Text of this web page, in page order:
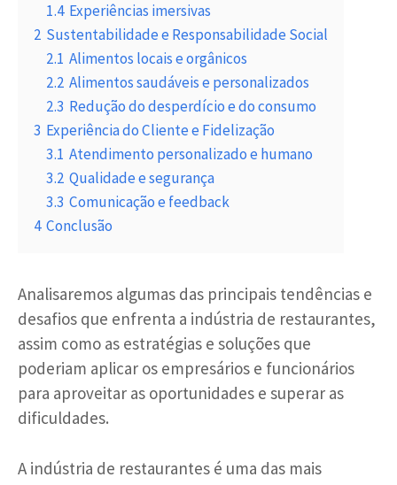
1.4 Experiências imersivas
2 Sustentabilidade e Responsabilidade Social
2.1 Alimentos locais e orgânicos
2.2 Alimentos saudáveis e personalizados
2.3 Redução do desperdício e do consumo
3 Experiência do Cliente e Fidelização
3.1 Atendimento personalizado e humano
3.2 Qualidade e segurança
3.3 Comunicação e feedback
4 Conclusão
Analisaremos algumas das principais tendências e
desafios que enfrenta a indústria de restaurantes,
assim como as estratégias e soluções que
poderiam aplicar os empresários e funcionários
para aproveitar as oportunidades e superar as
dificuldades.
A indústria de restaurantes é uma das mais